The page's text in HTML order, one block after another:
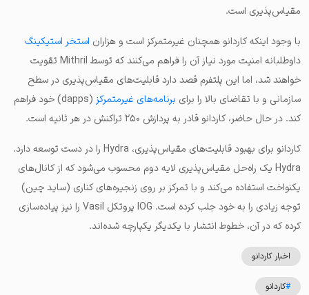
مقیاس‌پذیری است.
با وجود اینکه کاردانو همچنان غیرمتمرکز است و هزاران استخر استیکینگ
داوطلبانه امنیت مورد نیاز آن را فراهم می‌کنند که توسط Mithril تقویت
خواهند شد، اما این پلتفرم قصد دارد قابلیت‌های مقیاس‌پذیری در سطح
سازمانی و با تقاضای بالا را برای برنامه‌های غیرمتمرکز
(dapps) خود فراهم
کند. در حال حاضر، کاردانو قادر به پردازش ۲۵۰ تراکنش در هر ثانیه است.
کاردانو برای بهبود قابلیت‌های مقیاس‌پذیری، Hydra را در دست توسعه دارد.
Hydra یک راه‌حل مقیاس‌پذیری لایه دوم محسوب می‌شود که از کانال‌های
یکنواخت استفاده می‌کند و با تمرکز بر روی زنجیره‌های کناری (ساید چین)
توجه زیادی را به خود جلب کرده است. IOG پروتکل Vasil را نیز پیاده‌سازی
کرده که در آن، خطوط انتشار با یکدیگر یکپارچه شده‌اند.
اخبار کاردانو
#کاردانو